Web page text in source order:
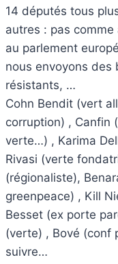
14 députés tous
autres : pas
au parlement
nous envoyons
résistants, …
Cohn Bendit (vert
corruption) , Canfin
verte…) , Karima
Rivasi (verte
(régionaliste),
greenpeace) , Kill
Besset (ex porte
(verte) , Bové (conf
suivre…